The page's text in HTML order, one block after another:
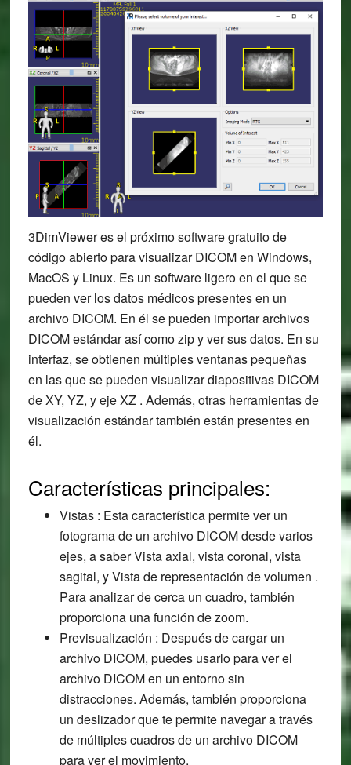
3DimViewer es el próximo software gratuito de
código abierto para visualizar DICOM en Windows,
MacOS y Linux. Es un software ligero en el que se
pueden ver los datos médicos presentes en un
archivo DICOM. En él se pueden importar archivos
DICOM estándar así como zip y ver sus datos. En su
interfaz, se obtienen múltiples ventanas pequeñas
en las que se pueden visualizar diapositivas DICOM
de XY, YZ, y eje XZ . Además, otras herramientas de
visualización estándar también están presentes en
él.
Características principales:
Vistas : Esta característica permite ver un
fotograma de un archivo DICOM desde varios
ejes, a saber Vista axial, vista coronal, vista
sagital, y Vista de representación de volumen .
Para analizar de cerca un cuadro, también
proporciona una función de zoom.
Previsualización : Después de cargar un
archivo DICOM, puedes usarlo para ver el
archivo DICOM en un entorno sin
distracciones. Además, también proporciona
un deslizador que te permite navegar a través
de múltiples cuadros de un archivo DICOM
para ver el movimiento.